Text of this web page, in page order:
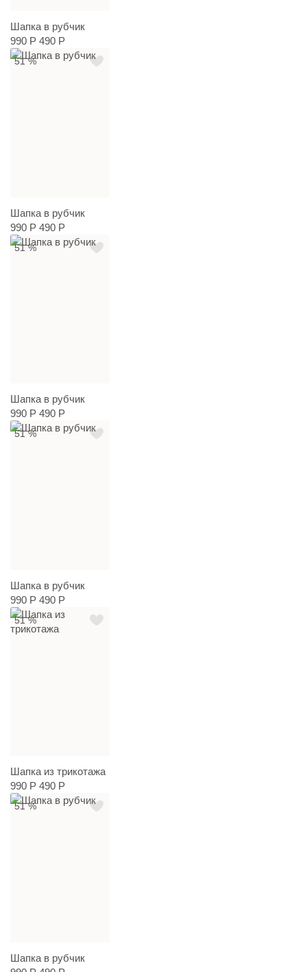
Шапка в рубчик
990 Р 490 Р
51 %
Шапка в рубчик
990 Р 490 Р
51 %
Шапка в рубчик
990 Р 490 Р
51 %
Шапка в рубчик
990 Р 490 Р
51 %
Шапка из трикотажа
990 Р 490 Р
51 %
Шапка в рубчик